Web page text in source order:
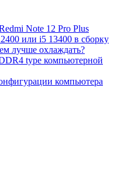
Note 12 Pro Plus
или i5 13400 в сборку
лучше охлаждать?
type компьютерной
компьютера